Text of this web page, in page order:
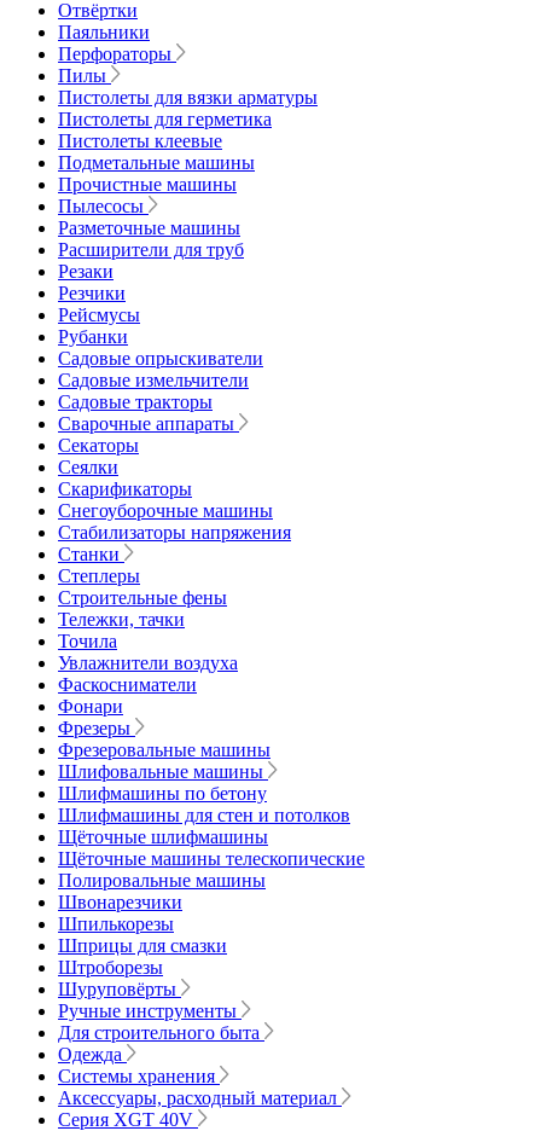
Отвёртки
Паяльники
Перфораторы
Пилы
Пистолеты для вязки арматуры
Пистолеты для герметика
Пистолеты клеевые
Подметальные машины
Прочистные машины
Пылесосы
Разметочные машины
Расширители для труб
Резаки
Резчики
Рейсмусы
Рубанки
Садовые опрыскиватели
Садовые измельчители
Садовые тракторы
Сварочные аппараты
Секаторы
Сеялки
Скарификаторы
Снегоуборочные машины
Стабилизаторы напряжения
Станки
Степлеры
Строительные фены
Тележки, тачки
Точила
Увлажнители воздуха
Фаскосниматели
Фонари
Фрезеры
Фрезеровальные машины
Шлифовальные машины
Шлифмашины по бетону
Шлифмашины для стен и потолков
Щёточные шлифмашины
Щёточные машины телескопические
Полировальные машины
Швонарезчики
Шпилькорезы
Шприцы для смазки
Штроборезы
Шуруповёрты
Ручные инструменты
Для строительного быта
Одежда
Системы хранения
Аксессуары, расходный материал
Серия XGT 40V